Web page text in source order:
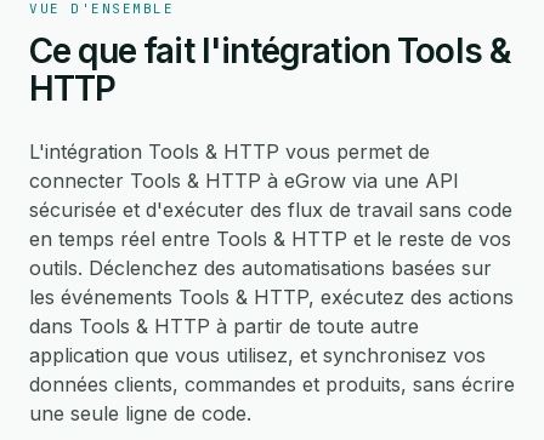
VUE D'ENSEMBLE
Ce que fait l'intégration Tools &
HTTP
L'intégration Tools & HTTP vous permet de
connecter Tools & HTTP à eGrow via une API
sécurisée et d'exécuter des flux de travail sans code
en temps réel entre Tools & HTTP et le reste de vos
outils. Déclenchez des automatisations basées sur
les événements Tools & HTTP, exécutez des actions
dans Tools & HTTP à partir de toute autre
application que vous utilisez, et synchronisez vos
données clients, commandes et produits, sans écrire
une seule ligne de code.